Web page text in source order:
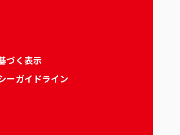
づく表示
ーガイドライン